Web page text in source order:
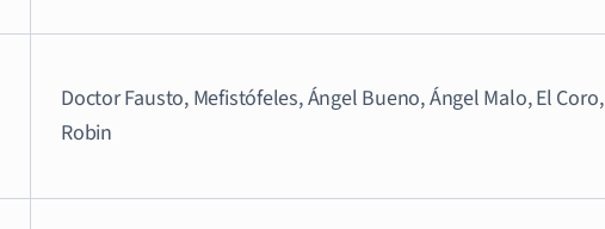
Doctor Fausto, Mefistófeles, Ángel Bueno, Ángel Malo, El Coro,
Robin